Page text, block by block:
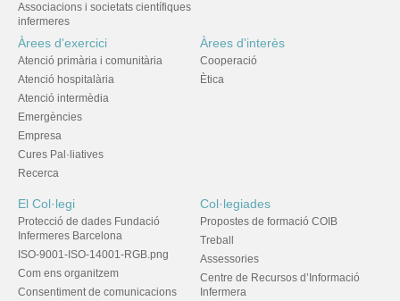
Associacions i societats científiques
infermeres
Àrees d'exercici
Atenció primària i comunitària
Atenció hospitalària
Atenció intermèdia
Emergències
Empresa
Cures Pal·liatives
Recerca
Àrees d'interès
Cooperació
Ètica
El Col·legi
Protecció de dades Fundació
Infermeres Barcelona
ISO-9001-ISO-14001-RGB.png
Com ens organitzem
Consentiment de comunicacions
Col·legiades
Propostes de formació COIB
Treball
Assessories
Centre de Recursos d’Informació
Infermera